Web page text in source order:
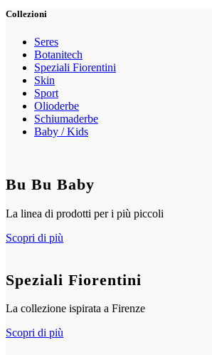
Collezioni
Seres
Botanitech
Speziali Fiorentini
Skin
Sport
Olioderbe
Schiumaderbe
Baby / Kids
Bu Bu Baby
La linea di prodotti per i più piccoli
Scopri di più
Speziali Fiorentini
La collezione ispirata a Firenze
Scopri di più